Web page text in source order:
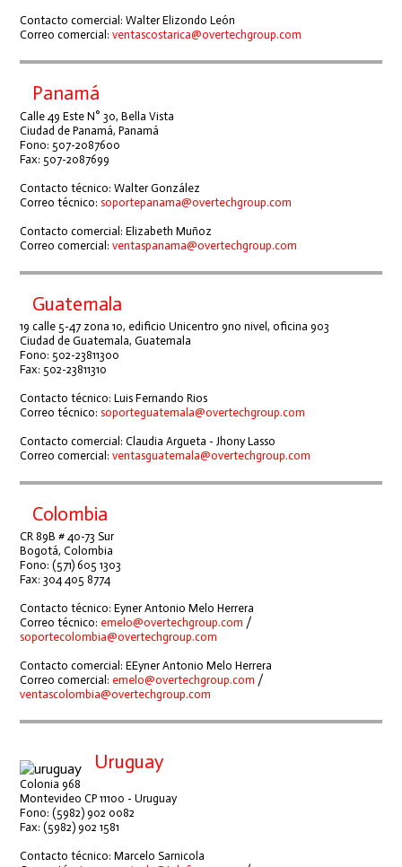
Contacto comercial: Walter Elizondo León
Correo comercial:ventascostarica@overtechgroup.com
Panamá
Calle 49 Este N° 30, Bella Vista
Ciudad de Panamá, Panamá
Fono: 507-2087600
Fax: 507-2087699
Contacto técnico: Walter González
Correo técnico: soportepanama@overtechgroup.com
Contacto comercial: Elizabeth Muñoz
Correo comercial:ventaspanama@overtechgroup.com
Guatemala
19 calle 5-47 zona 10, edificio Unicentro 9no nivel, oficina 903
Ciudad de Guatemala, Guatemala
Fono: 502-23811300
Fax: 502-23811310
Contacto técnico: Luis Fernando Rios
Correo técnico: soporteguatemala@overtechgroup.com
Contacto comercial: Claudia Argueta - Jhony Lasso
Correo comercial:ventasguatemala@overtechgroup.com
Colombia
CR 89B # 40-73 Sur
Bogotá, Colombia
Fono: (571) 605 1303
Fax: 304 405 8774
Contacto técnico: Eyner Antonio Melo Herrera
Correo técnico: emelo@overtechgroup.com /
soportecolombia@overtechgroup.com
Contacto comercial: EEyner Antonio Melo Herrera
Correo comercial: emelo@overtechgroup.com /
ventascolombia@overtechgroup.com
Uruguay
Colonia 968
Montevideo CP 11100 - Uruguay
Fono: (5982) 902 0082
Fax: (5982) 902 1581
Contacto técnico: Marcelo Sarnicola